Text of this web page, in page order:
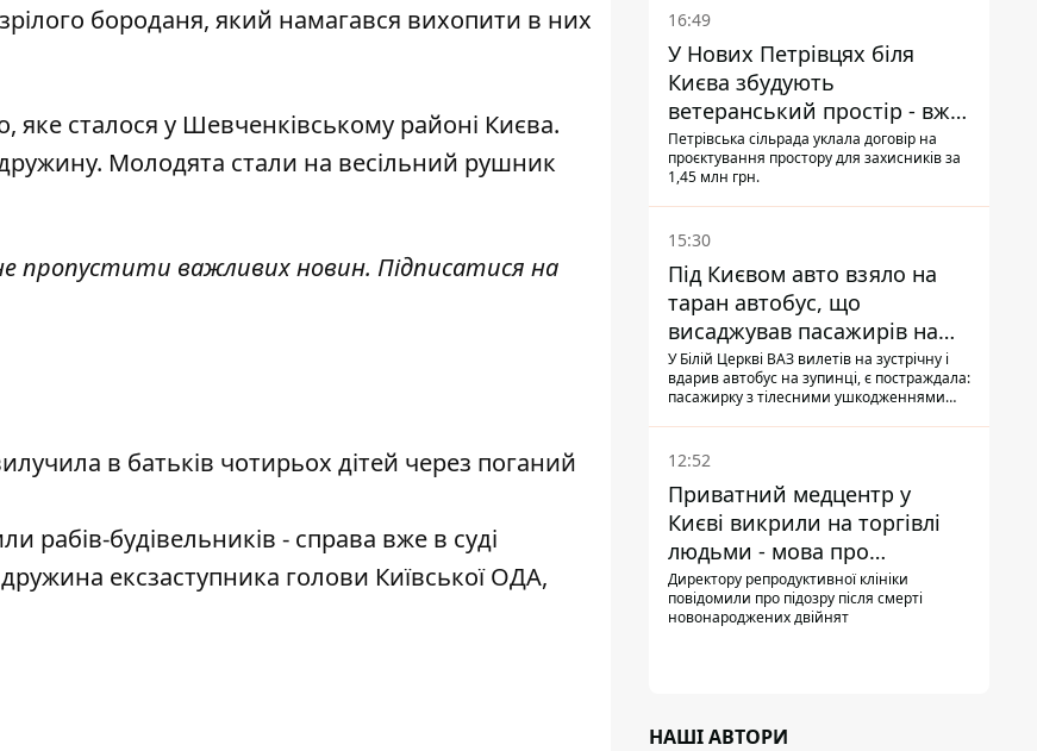
бороданя, який намагався вихопити в них
сталося у Шевченківському районі Києва.
. Молодята стали на весільний рушник
пропустити важливих новин. Підписатися на
в батьків чотирьох дітей через поганий
рабів-будівельників - справа вже в суді
ексзаступника голови Київської ОДА,
обслуговування" земельну ділянку
16:49
У Нових Петрівцях біля
Києва збудують
ветеранський простір - вже
знайшли проєктанта
Петрівська сільрада уклала договір на
проєктування простору для захисників за
1,45 млн грн.
15:30
Під Києвом авто взяло на
таран автобус, що
висаджував пасажирів на
зупинці - пасажирка в
лікарні
У Білій Церкві ВАЗ вилетів на зустрічну і
вдарив автобус на зупинці, є постраждала:
пасажирку з тілесними ушкодженнями
12:52
Приватний медцентр у
Києві викрили на торгівлі
людьми - мова про
сурогатне материнство
Директору репродуктивної клініки
повідомили про підозру після смерті
новонароджених двійнят
НАШІ АВТОРИ